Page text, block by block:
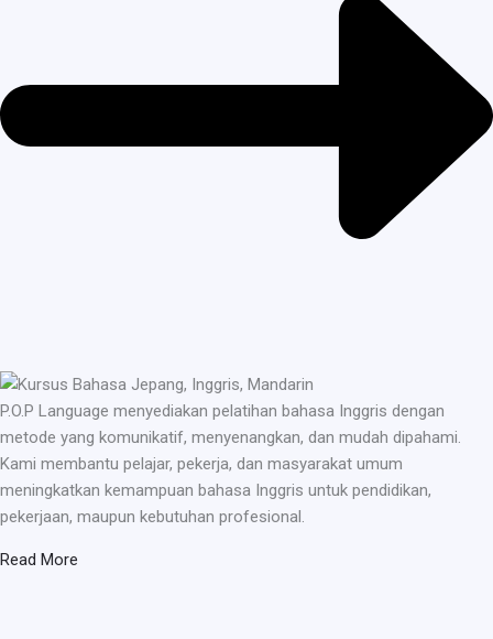
P.O.P Language menyediakan pelatihan bahasa Inggris dengan
metode yang komunikatif, menyenangkan, dan mudah dipahami.
Kami membantu pelajar, pekerja, dan masyarakat umum
meningkatkan kemampuan bahasa Inggris untuk pendidikan,
pekerjaan, maupun kebutuhan profesional.
Read More